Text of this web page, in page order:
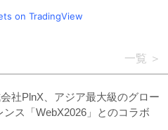
on TradingView
一覧
社PlnX、アジア最大級のグロー
ス「WebX2026」とのコラボ